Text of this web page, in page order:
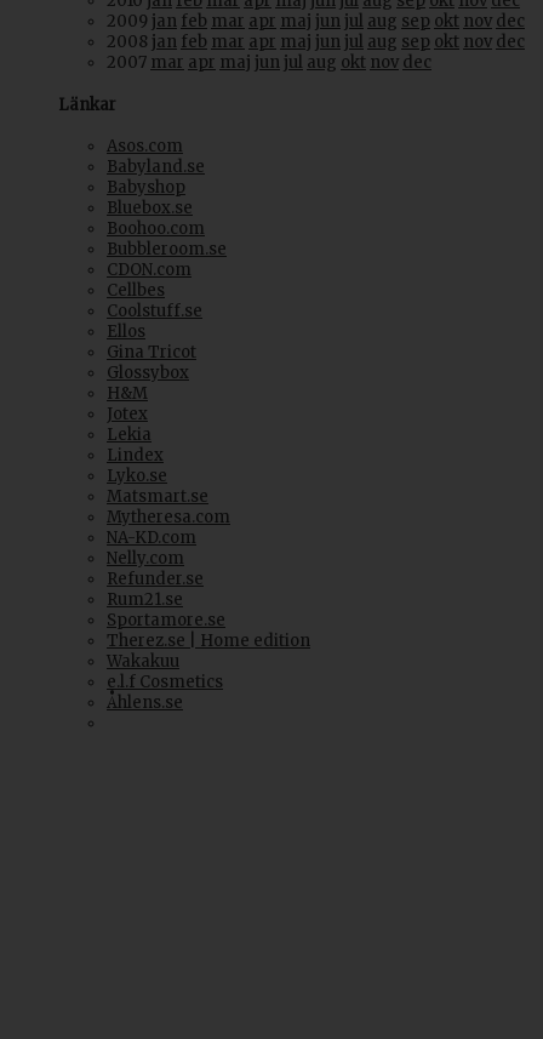
2009 jan feb mar apr maj jun jul aug sep okt nov dec
2008 jan feb mar apr maj jun jul aug sep okt nov dec
2007 mar apr maj jun jul aug okt nov dec
Länkar
Asos.com
Babyland.se
Babyshop
Bluebox.se
Boohoo.com
Bubbleroom.se
CDON.com
Cellbes
Coolstuff.se
Ellos
Gina Tricot
Glossybox
H&M
Jotex
Lekia
Lindex
Lyko.se
Matsmart.se
Mytheresa.com
NA-KD.com
Nelly.com
Refunder.se
Rum21.se
Sportamore.se
Therez.se | Home edition
Wakakuu
e.l.f Cosmetics
Åhlens.se